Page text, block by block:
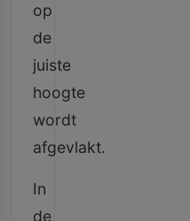
op
de
juiste
hoogte
wordt
afgevlakt.
In
de